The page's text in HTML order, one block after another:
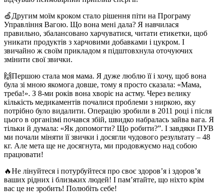
🍏Другим моїм кроком стало рішення піти на Програму
Управління Вагою. Що вона мені дала? Я навчилася
правильно, збалансовано харчуватися, читати етикетки, щоб
уникати продуктів з харчовими добавками і цукром. І
звичайно ж своїм прикладом я підштовхнула оточуючих
змінити свої звички.
🙌Першою стала моя мама. Я дуже люблю її і хочу, щоб вона
була зі мною якомога довше, тому я просто сказала: «Мама,
треба!». З 8-ми років вона хворіє на астму. Через велику
кількість медикаментів почалися проблеми з ниркою, яку
потрібно було видалити. Операцію зробили в 2011 році і після
цього в організмі почався збій, швидко набралась зайва вага. Я
тільки й думала: «Як допомогти? Що робити?”. І завдяки ПУВ
ми почали міняти її звички і досягли чудового результату – 48
кг. Але мета ще не досягнута, ми продовжуємо над собою
працювати!
🔥Не лінуйтеся і потурбуйтеся про своє здоров’я і здоров’я
ваших рідних і близьких людей! І пам’ятайте, що ніхто крім
вас це не зробить! Полюбіть себе!